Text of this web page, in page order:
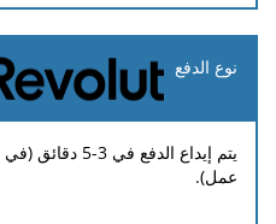
عمل).